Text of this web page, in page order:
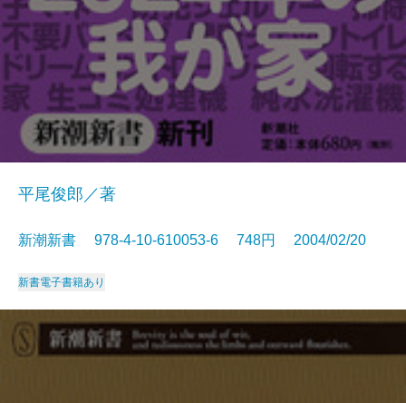
平尾俊郎／著
新潮新書 978-4-10-610053-6 748円 2004/02/20
新書電子書籍あり